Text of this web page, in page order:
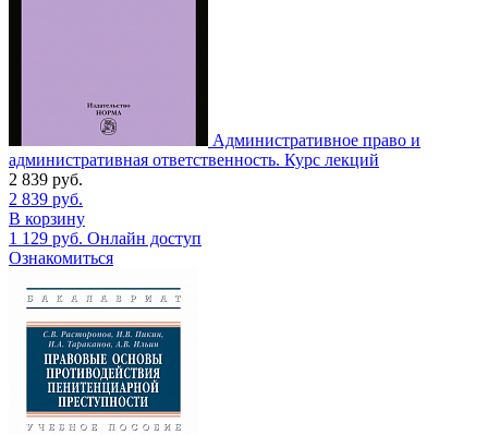
Административное право и
административная ответственность. Курс лекций
2 839 руб.
2 839 руб.
В корзину
1 129 руб. Онлайн доступ
Ознакомиться